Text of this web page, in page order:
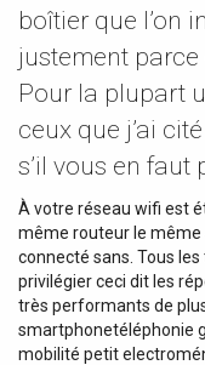
boîtier que l’on
justement parce
Pour la plupart
ceux que j’ai
s’il vous en faut
À votre réseau wifi est
même routeur le même
connecté sans. Tous
privilégier ceci dit les
très performants de
smartphonetéléphonie
mobilité petit